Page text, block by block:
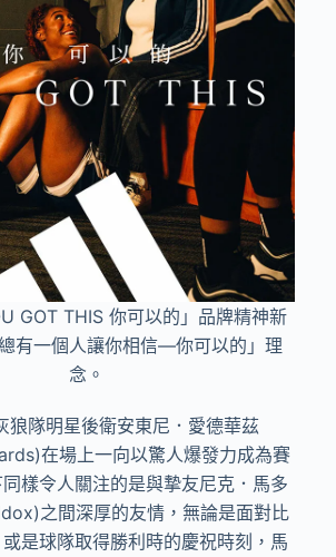
GOT THIS 你可以的」品牌精神新
有一個人讓你相信—你可以的」理
念。
狼隊明星後衛安東尼．愛德華茲
在場上一向以驚人爆發力成為賽
樣令人關注的是與摯友尼克．馬多
之間深厚的友情，無論是面對比
是球隊取得勝利時的慶祝時刻，馬